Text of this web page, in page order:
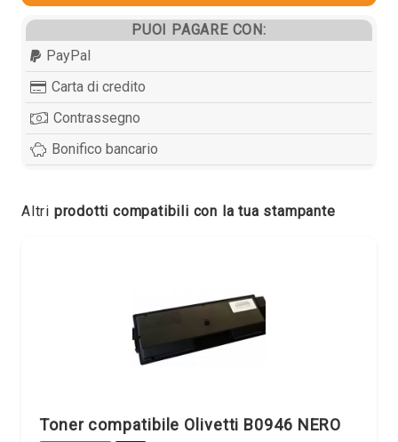
PUOI PAGARE CON:
PayPal
Carta di credito
Contrassegno
Bonifico bancario
Altri prodotti compatibili con la tua stampante
Toner compatibile Olivetti B0946 NERO